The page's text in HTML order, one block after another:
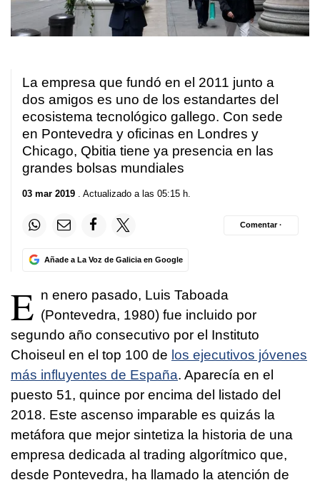
La empresa que fundó en el 2011 junto a
dos amigos es uno de los estandartes del
ecosistema tecnológico gallego. Con sede
en Pontevedra y oficinas en Londres y
Chicago, Qbitia tiene ya presencia en las
grandes bolsas mundiales
03 mar 2019 . Actualizado a las 05:15 h.
Añade a La Voz de Galicia en Google
Comentar ·
E n enero pasado, Luis Taboada
(Pontevedra, 1980) fue incluido por
segundo año consecutivo por el Instituto
Choiseul en el top 100 de los ejecutivos jóvenes
más influyentes de España. Aparecía en el
puesto 51, quince por encima del listado del
2018. Este ascenso imparable es quizás la
metáfora que mejor sintetiza la historia de una
empresa dedicada al trading algorítmico que,
desde Pontevedra, ha llamado la atención de